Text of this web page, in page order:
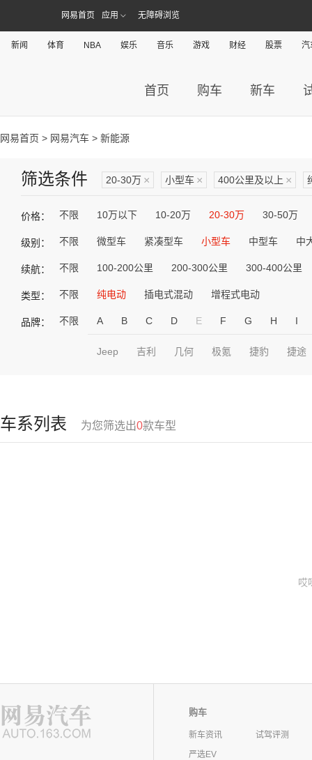
网易首页 应用 无障碍浏览
新闻 体育 NBA 娱乐 音乐 游戏 财经 股票 汽
首页 购车 新车
网易首页 > 网易汽车 > 新能源
筛选条件 20-30万 × 小型车 × 400公里及以上 ×
价格： 不限 10万以下 10-20万 20-30万 30-50万
级别： 不限 微型车 紧凑型车 小型车 中型车 中
续航： 不限 100-200公里 200-300公里 300-400公里
类型： 不限 纯电动 插电式混动 增程式电动
品牌： 不限 A B C D E F G H I
Jeep 吉利 几何 极氪 捷豹 捷途
车系列表 为您筛选出0款车型
哎
购车
新车资讯
试驾评测
严选EV